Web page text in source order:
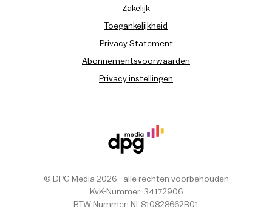
Zakelijk
Toegankelijkheid
Privacy Statement
Abonnementsvoorwaarden
Privacy instellingen
© DPG Media 2026 - alle rechten voorbehouden
KvK-Nummer: 34172906
BTW Nummer: NL810828662B01